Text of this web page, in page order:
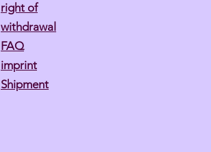
right of
withdrawal
FAQ
imprint
Shipment